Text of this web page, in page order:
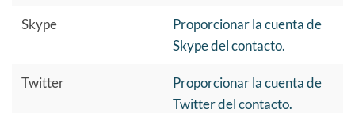
Skype
Proporcionar la cuenta de
Skype del contacto.
Twitter
Proporcionar la cuenta de
Twitter del contacto.